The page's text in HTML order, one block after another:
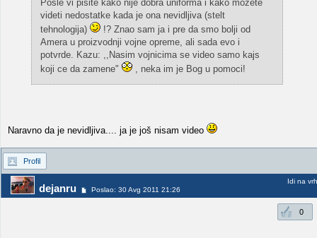
Posle vi pisite kako nije dobra uniforma i kako mozete
videti nedostatke kada je ona nevidljiva (stelt
tehnologija)
!? Znao sam ja i pre da smo bolji od
Amera u proizvodnji vojne opreme, ali sada evo i
potvrde. Kazu: ,,Nasim vojnicima se video samo kajs
koji ce da zamene"
, neka im je Bog u pomoci!
Naravno da je nevidljiva.... ja je još nisam video
Profil
dejanru Poslao: 30 Avg 2011 21:26
Idi na vrh
0